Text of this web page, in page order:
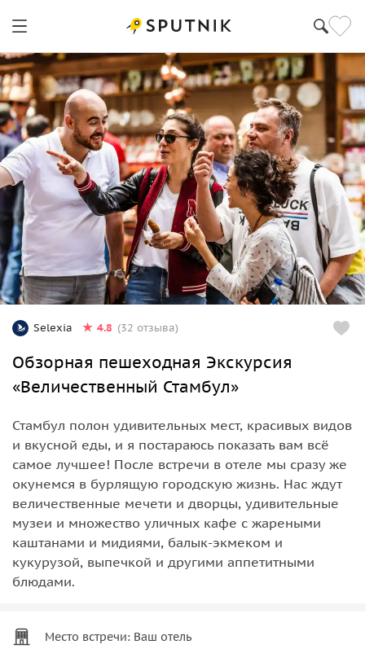
Selexia 4.8 (32 отзыва)
Обзорная пешеходная Экскурсия
«Величественный Стамбул»
Стамбул полон удивительных мест, красивых видов
и вкусной еды, и я постараюсь показать вам всё
самое лучшее! После встречи в отеле мы сразу же
окунемся в бурлящую городскую жизнь. Нас ждут
величественные мечети и дворцы, удивительные
музеи и множество уличных кафе с жареными
каштанами и мидиями, балык-экмеком и
кукурузой, выпечкой и другими аппетитными
блюдами.
Место встречи: Ваш отель